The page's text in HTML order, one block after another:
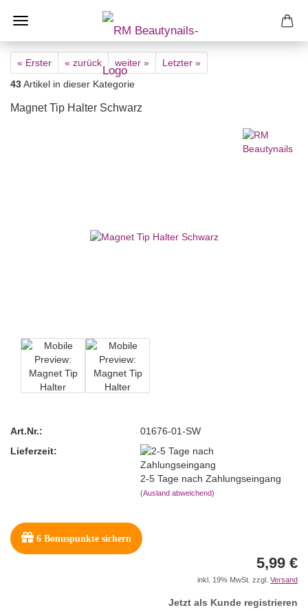
« Erster « zurück weiter »
Letzter »
43Artikel in dieser Kategorie
Magnet Tip Halter Schwarz
Art.Nr.:
01676-01-SW
Lieferzeit:
2-5 Tage nach Zahlungseingang
(Ausland abweichend)
6 Bonuspunkte sichern
5,99 €
inkl. 19% MwSt. zzgl. Versand
Jetzt als Kunde registrieren